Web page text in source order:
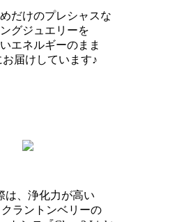
だけのプレシャスな
グジュエリーを
エネルギーのまま
お届けしています♪
は、浄化力が高い
ラントンベリーの